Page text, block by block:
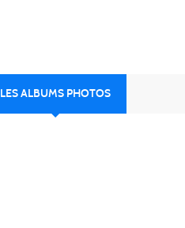
LES ALBUMS PHOTOS